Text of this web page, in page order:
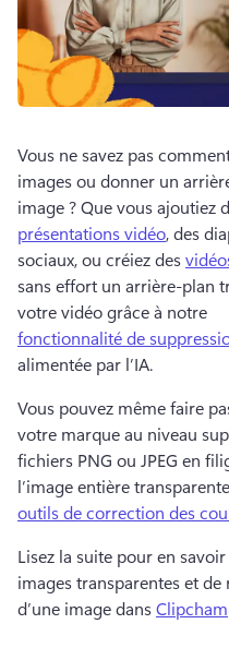
Vous ne savez pas
images ou donner un
image ? Que vous ajoutiez
présentations vidéo, des
sociaux, ou créiez des
sans effort un arrière-plan
votre vidéo grâce à notre
fonctionnalité de
alimentée par l’IA.
Vous pouvez même faire
votre marque au niveau
fichiers PNG ou JPEG en
l’image entière
outils de correction des
Lisez la suite pour en
images transparentes et
d’une image dans